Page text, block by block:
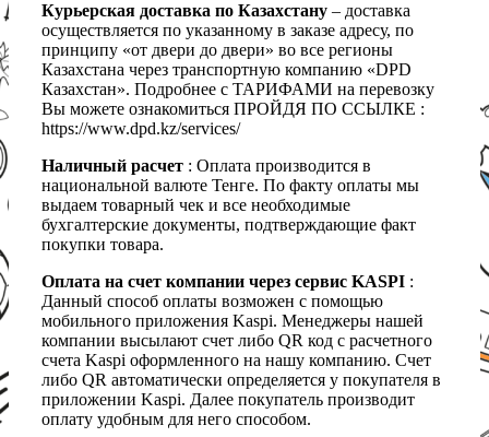
Курьерская доставка по Казахстану – доставка
осуществляется по указанному в заказе адресу, по
принципу «от двери до двери» во все регионы
Казахстана через транспортную компанию «DPD
Казахстан». Подробнее с ТАРИФАМИ на перевозку
Вы можете ознакомиться ПРОЙДЯ ПО ССЫЛКЕ :
https://www.dpd.kz/services/
Наличный расчет : Оплата производится в
национальной валюте Тенге. По факту оплаты мы
выдаем товарный чек и все необходимые
бухгалтерские документы, подтверждающие факт
покупки товара.
Оплата на счет компании через сервис KASPI :
Данный способ оплаты возможен с помощью
мобильного приложения Kaspi. Менеджеры нашей
компании высылают счет либо QR код с расчетного
счета Kaspi оформленного на нашу компанию. Счет
либо QR автоматически определяется у покупателя в
приложении Kaspi. Далее покупатель производит
оплату удобным для него способом.